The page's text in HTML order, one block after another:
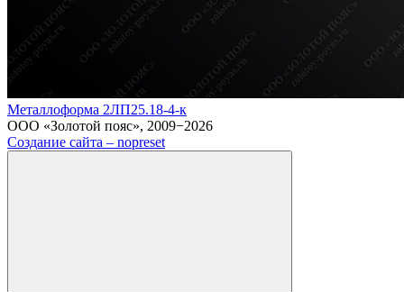
Металлоформа 2ЛП25.18-4-к
ООО «Золотой пояс», 2009−2026
Создание сайта – nopreset